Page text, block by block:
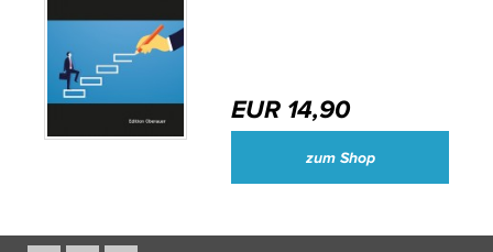
EUR 14,90
zum Shop